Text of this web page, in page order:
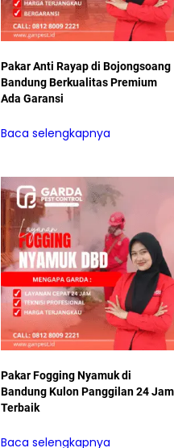
Pakar Anti Rayap di Bojongsoang
Bandung Berkualitas Premium
Ada Garansi
Baca selengkapnya
Pakar Fogging Nyamuk di
Bandung Kulon Panggilan 24 Jam
Terbaik
Baca selengkapnya